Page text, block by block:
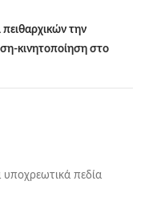
την
κινητοποίηση στο
υποχρεωτικά πεδία